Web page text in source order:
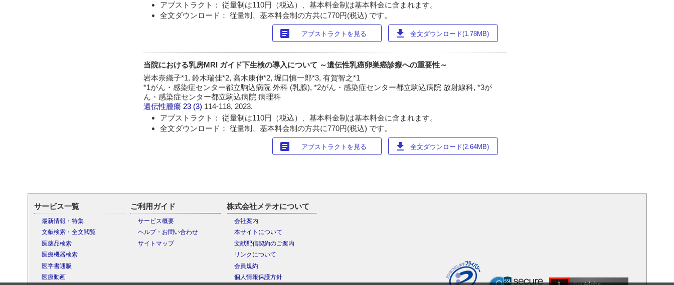
アブストラクト： 従量制は110円（税込）、基本料金制は基本料金に含まれます。
全文ダウンロード： 従量制、基本料金制の方共に770円(税込) です。
article アブストラクトを見る download 全文ダウンロード(1.78MB)
当院における乳房MRI ガイド下生検の導入について ～遺伝性乳癌卵巣癌診療への重要性～
岩本奈織子*1, 鈴木瑞佳*2, 高木康伸*2, 堀口慎一郎*3, 有賀智之*1
*1がん・感染症センター都立駒込病院 外科 (乳腺), *2がん・感染症センター都立駒込病院 放射線科, *3が
ん・感染症センター都立駒込病院 病理科
遺伝性腫瘍 23 (3) 114-118, 2023.
アブストラクト： 従量制は110円（税込）、基本料金制は基本料金に含まれます。
全文ダウンロード： 従量制、基本料金制の方共に770円(税込) です。
article アブストラクトを見る download 全文ダウンロード(2.64MB)
サービス一覧
最新情報・特集
文献検索・全文閲覧
医薬品検索
医療機器検索
医学書通販
医療動画
ご利用ガイド
サービス概要
ヘルプ・お問い合わせ
サイトマップ
株式会社メテオについて
会社案内
本サイトについて
文献配信契約のご案内
リンクについて
会員規約
個人情報保護方針